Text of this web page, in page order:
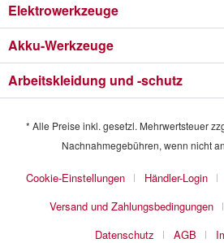
Elektrowerkzeuge
Akku-Werkzeuge
Arbeitskleidung und -schutz
* Alle Preise inkl. gesetzl. Mehrwertsteuer
Nachnahmegebühren, wenn nicht
Cookie-Einstellungen Händler-Login
Versand und Zahlungsbedingungen
Datenschutz
AGB